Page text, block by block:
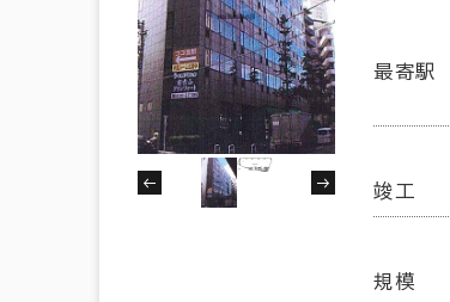
最寄駅
竣工
規模
該当数 30室
この条件で検索する
６か月以上
20年以内 30年以内